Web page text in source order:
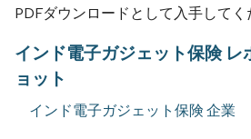
PDFダウンロードとして入手してく
インド電子ガジェット保険 レ
ョット
インド電子ガジェット保険 企業